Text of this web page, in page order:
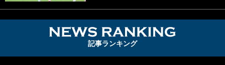
記事ランキング